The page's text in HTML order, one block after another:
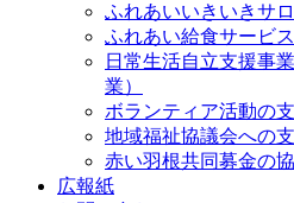
ふれあいいきいきサ
ふれあい給食サービス
日常生活自立支援事
業）
ボランティア活動の
地域福祉協議会への
赤い羽根共同募金の
広報紙